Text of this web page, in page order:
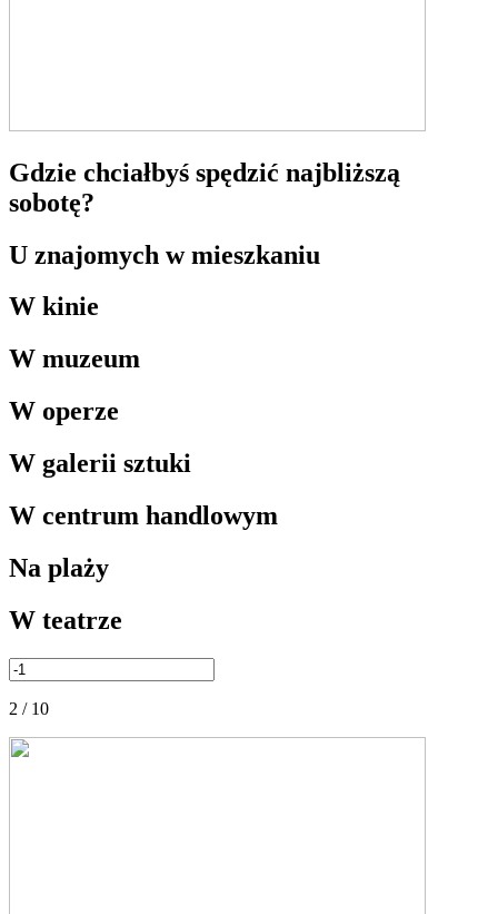
Gdzie chciałbyś spędzić najbliższą
sobotę?
U znajomych w mieszkaniu
W kinie
W muzeum
W operze
W galerii sztuki
W centrum handlowym
Na plaży
W teatrze
2 / 10